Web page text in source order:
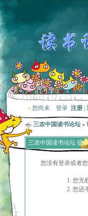
» 您尚未 登录 注册
三农中国读书论坛 »
三农中国读书论坛 提
您没有登录或者
您无
您还